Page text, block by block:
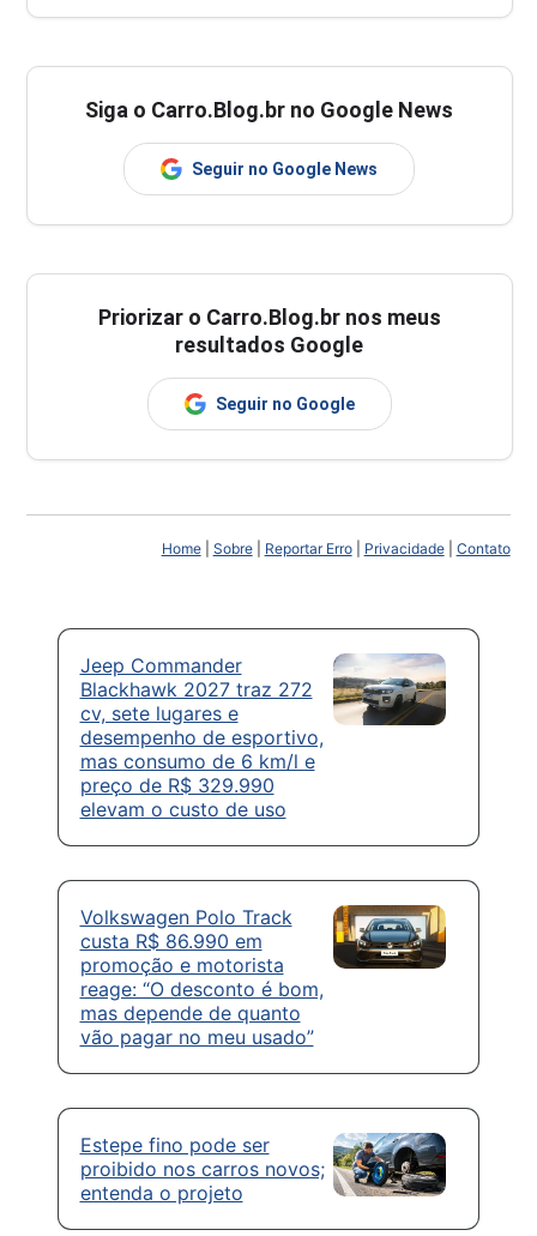
Siga o Carro.Blog.br no Google News
Seguir no Google News
Priorizar o Carro.Blog.br nos meus
resultados Google
Seguir no Google
Home| Sobre| Reportar Erro| Privacidade| Contato
Jeep Commander
Blackhawk 2027 traz 272
cv, sete lugares e
desempenho de esportivo,
mas consumo de 6 km/l e
preço de R$ 329.990
elevam o custo de uso
Volkswagen Polo Track
custa R$ 86.990 em
promoção e motorista
reage: “O desconto é bom,
mas depende de quanto
vão pagar no meu usado”
Estepe fino pode ser
proibido nos carros novos;
entenda o projeto